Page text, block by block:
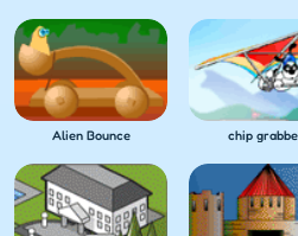
Alien Bounce chip